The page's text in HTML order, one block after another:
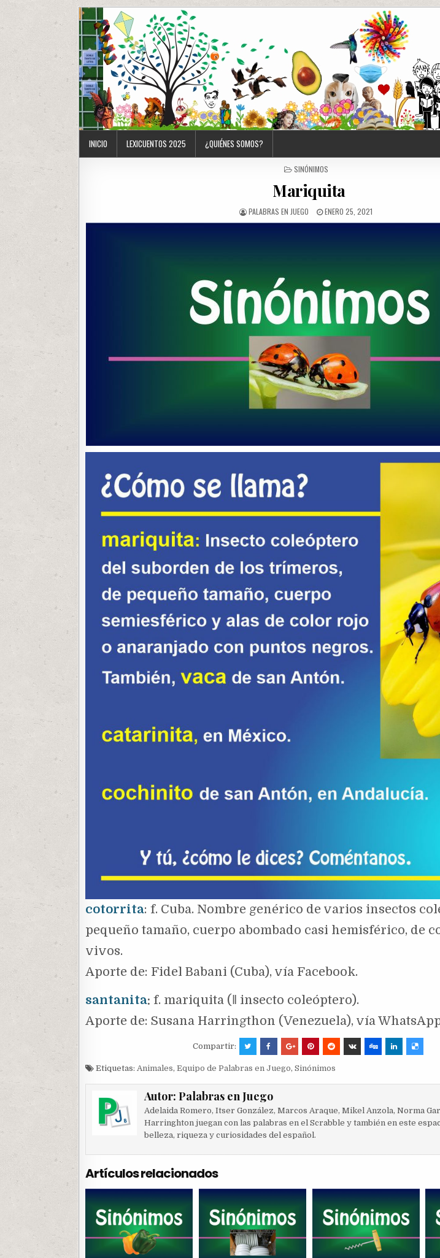
INICIO LEXICUENTOS 2025 ¿QUIÉNES SOMOS?
POSTED
SINÓNIMOS
Mariquita
PALABRAS EN JUEGO ENERO 25, 2021
cotorrita: f. Cuba. Nombre genérico de varios insectos
pequeño tamaño, cuerpo abombado casi hemisférico, de
vivos.
Aporte de: Fidel Babani (Cuba), vía Facebook.
santanita: f. mariquita (‖ insecto coleóptero).
Aporte de: Susana Harringthon (Venezuela), vía
Compartir:
Etiquetas: Animales, Equipo de Palabras en Juego, Sinónimos
Autor: Palabras en Juego
Adelaida Romero, Itser González, Marcos Araque, Mikel Anzola, Norma
Harringhton juegan con las palabras en el Scrabble y también en este
belleza, riqueza y curiosidades del español.
Artículos relacionados